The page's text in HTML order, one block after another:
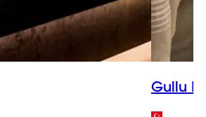
Gullu